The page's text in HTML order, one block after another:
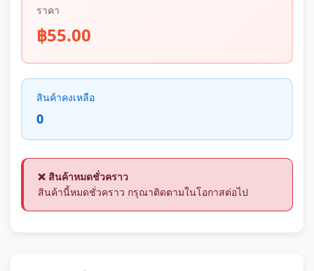
ราคา
฿55.00
สินค้าคงเหลือ
0
❌ สินค้าหมดชั่วคราว
สินค้านี้หมดชั่วคราว กรุณาติดตามในโอกาสต่อไป